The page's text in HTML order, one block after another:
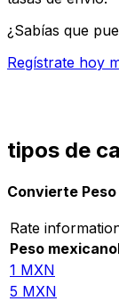
¿Sabías que
Regístrate hoy
tipos de
Convierte
Rate
Peso mexicano
1 MXN
5 MXN